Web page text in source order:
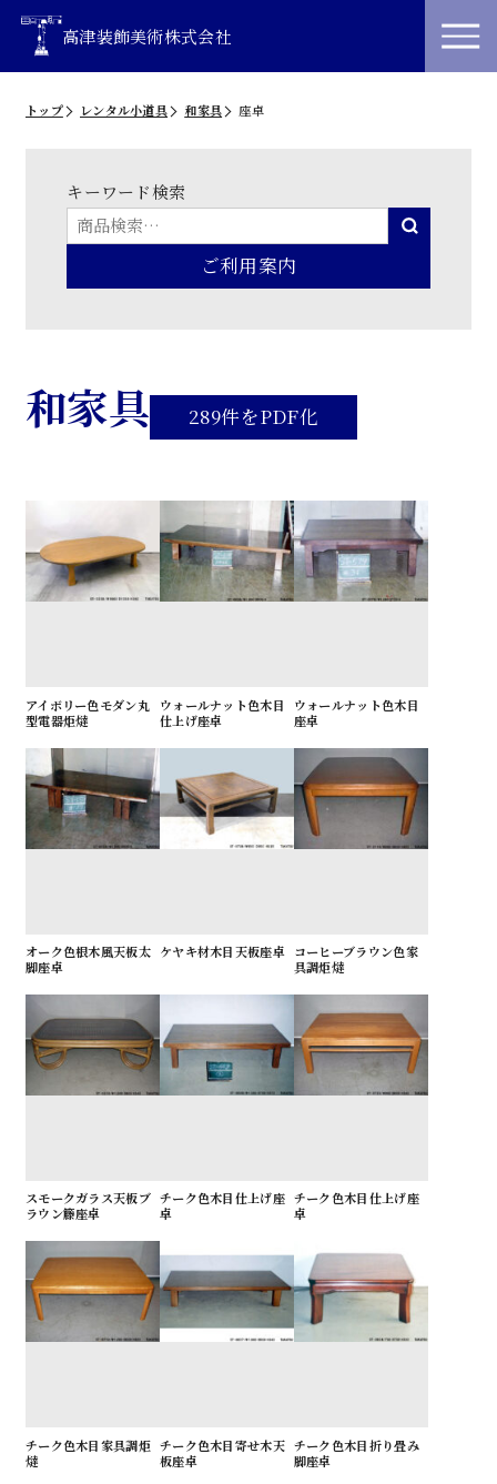
高津装飾美術株式会社
トップ レンタル小道具 和家具 座卓
キーワード検索
ご利用案内
和家具 289件をPDF化
アイボリー色モダン丸
型電器炬燵
ウォールナット色木目
仕上げ座卓
ウォールナット色木目
座卓
オーク色根木風天板太
脚座卓
ケヤキ材木目天板座卓 コーヒーブラウン色家
具調炬燵
スモークガラス天板ブ
ラウン籐座卓
チーク色木目仕上げ座
卓
チーク色木目仕上げ座
卓
チーク色木目家具調炬
燵
チーク色木目寄せ木天
板座卓
チーク色木目折り畳み
脚座卓